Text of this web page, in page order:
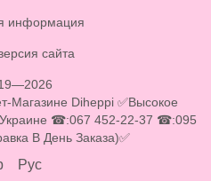
информация
сайта
Магазине Diheppi ✅Высокое
Украине ☎:067 452-22-37 ☎:095
В День Заказа)✅
Рус